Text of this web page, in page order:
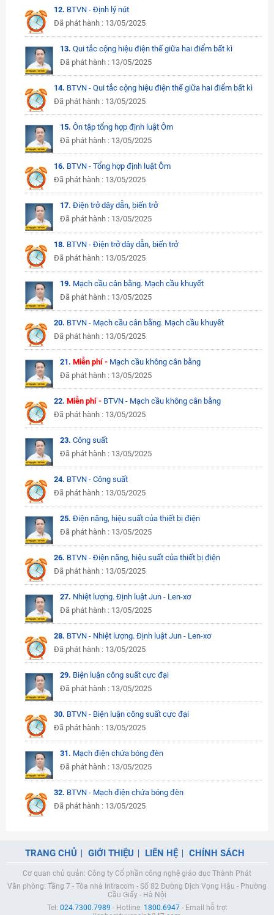
12. BTVN - Định lý nút
Đã phát hành : 13/05/2025
13. Qui tắc cộng hiệu điện thế giữa hai điểm bất kì
Đã phát hành : 13/05/2025
14. BTVN - Qui tắc cộng hiệu điện thế giữa hai điểm bất kì
Đã phát hành : 13/05/2025
15. Ôn tập tổng hợp định luật Ôm
Đã phát hành : 13/05/2025
16. BTVN - Tổng hợp định luật Ôm
Đã phát hành : 13/05/2025
17. Điện trở dây dẫn, biến trở
Đã phát hành : 13/05/2025
18. BTVN - Điện trở dây dẫn, biến trở
Đã phát hành : 13/05/2025
19. Mạch cầu cân bằng. Mạch cầu khuyết
Đã phát hành : 13/05/2025
20. BTVN - Mạch cầu cân bằng. Mạch cầu khuyết
Đã phát hành : 13/05/2025
21. Miễn phí - Mạch cầu không cân bằng
Đã phát hành : 13/05/2025
22.Miễn phí - BTVN - Mạch cầu không cân bằng
Đã phát hành : 13/05/2025
23. Công suất
Đã phát hành : 13/05/2025
24. BTVN - Công suất
Đã phát hành : 13/05/2025
25. Điện năng, hiệu suất của thiết bị điện
Đã phát hành : 13/05/2025
26. BTVN - Điện năng, hiệu suất của thiết bị điện
Đã phát hành : 13/05/2025
27. Nhiệt lượng. Định luật Jun - Len-xơ
Đã phát hành : 13/05/2025
28. BTVN - Nhiệt lượng. Định luật Jun - Len-xơ
Đã phát hành : 13/05/2025
29. Biện luận công suất cực đại
Đã phát hành : 13/05/2025
30. BTVN - Biện luận công suất cực đại
Đã phát hành : 13/05/2025
31. Mạch điện chứa bóng đèn
Đã phát hành : 13/05/2025
32. BTVN - Mạch điện chứa bóng đèn
Đã phát hành : 13/05/2025
TRANG CHỦ GIỚI THIỆU LIÊN HỆ CHÍNH SÁCH
Cơ quan chủ quản: Công ty Cổ phần công nghệ giáo dục Thành Phát
Văn phòng: Tầng 7 - Tòa nhà Intracom - Số 82 Đường Dịch Vọng Hậu - Phường
Cầu Giấy - Hà Nội
Tel: 024.7300.7989 - Hotline: 1800.6947- Email hỗ trợ: